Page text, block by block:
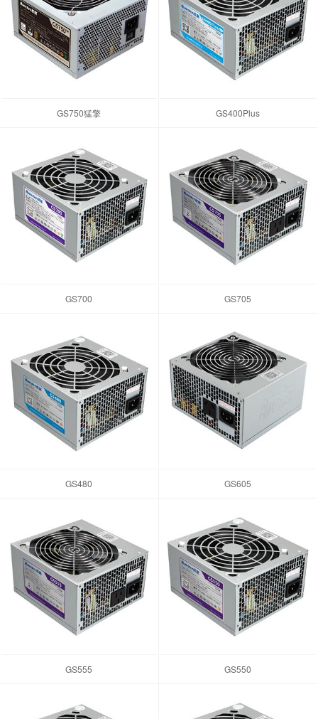
GS750猛擎 GS400Plus
GS700 GS705
GS480 GS605
GS555 GS550